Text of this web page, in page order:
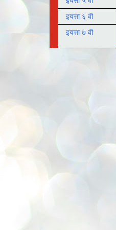
इयत्ता ६ वी
इयत्ता ७ वी